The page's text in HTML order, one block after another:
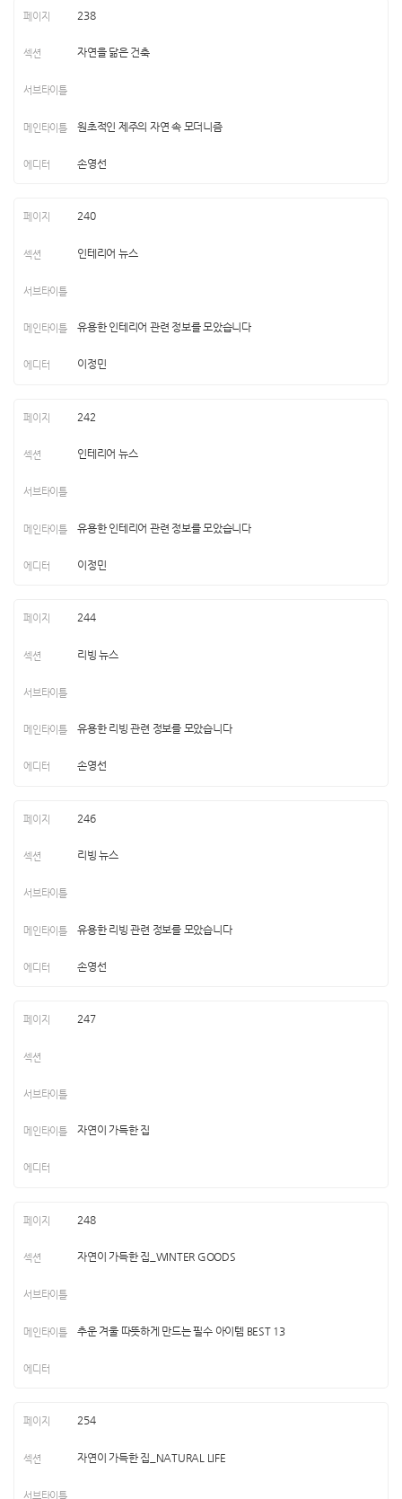
238
자연을 닮은 건축
원초적인 제주의 자연 속 모더니즘
손영선
240
인테리어 뉴스
유용한 인테리어 관련 정보를 모았습니다
이정민
242
인테리어 뉴스
유용한 인테리어 관련 정보를 모았습니다
이정민
244
리빙 뉴스
유용한 리빙 관련 정보를 모았습니다
손영선
246
리빙 뉴스
유용한 리빙 관련 정보를 모았습니다
손영선
247
자연이 가득한 집
248
자연이 가득한 집_WINTER GOODS
추운 겨울 따뜻하게 만드는 필수 아이템 BEST 13
254
자연이 가득한 집_NATURAL LIFE